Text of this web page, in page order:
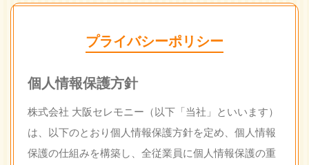
プライバシーポリシー
個人情報保護方針
株式会社 大阪セレモニー（以下「当社」といいます）
は、以下のとおり個人情報保護方針を定め、個人情報
保護の仕組みを構築し、全従業員に個人情報保護の重